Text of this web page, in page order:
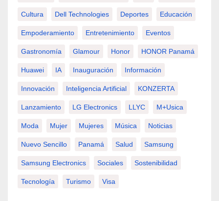
Cultura Dell Technologies Deportes Educación
Empoderamiento Entretenimiento Eventos
Gastronomía Glamour Honor HONOR Panamá
Huawei IA Inauguración Información
Innovación Inteligencia Artificial KONZERTA
Lanzamiento LG Electronics LLYC M+usica
Moda Mujer Mujeres Música Noticias
Nuevo Sencillo Panamá Salud Samsung
Samsung Electronics Sociales Sostenibilidad
Tecnología Turismo Visa